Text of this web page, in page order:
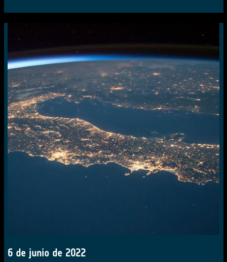
6 de junio de 2022